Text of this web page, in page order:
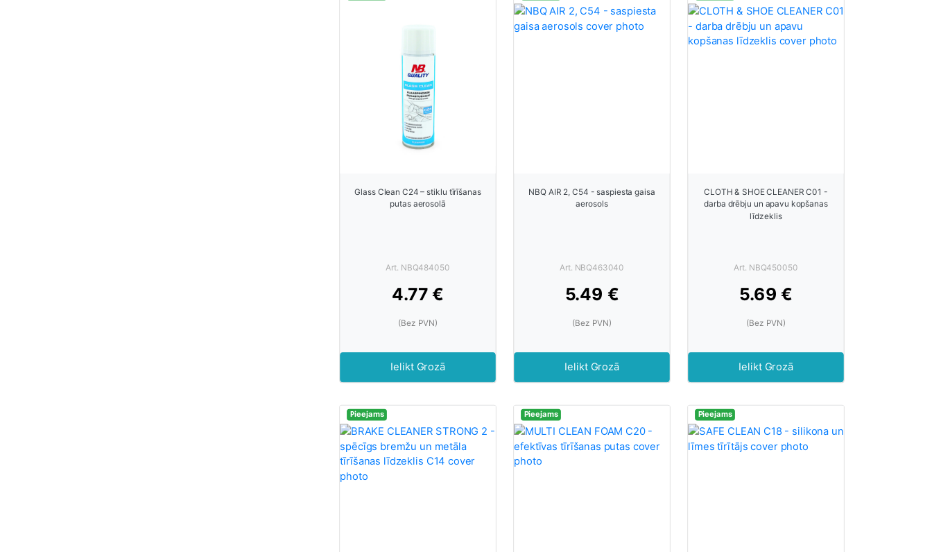
Glass Clean C24 – stiklu tīrīšanas
putas aerosolā
Art. NBQ484050
4.77 €
(Bez PVN)
Ielikt Grozā
NBQ AIR 2, C54 - saspiesta gaisa
aerosols
Art. NBQ463040
5.49 €
(Bez PVN)
Ielikt Grozā
CLOTH & SHOE CLEANER C01 -
darba drēbju un apavu kopšanas
līdzeklis
Art. NBQ450050
5.69 €
(Bez PVN)
Ielikt Grozā
Pieejams Pieejams Pieejams